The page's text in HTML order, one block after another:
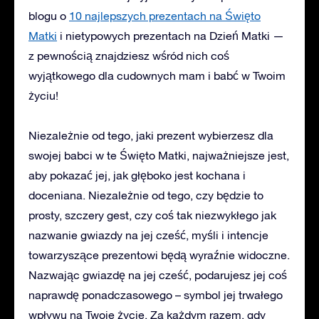
blogu o 10 najlepszych prezentach na Święto
Matki i nietypowych prezentach na Dzień Matki —
z pewnością znajdziesz wśród nich coś
wyjątkowego dla cudownych mam i babć w Twoim
życiu!
Niezależnie od tego, jaki prezent wybierzesz dla
swojej babci w te Święto Matki, najważniejsze jest,
aby pokazać jej, jak głęboko jest kochana i
doceniana. Niezależnie od tego, czy będzie to
prosty, szczery gest, czy coś tak niezwykłego jak
nazwanie gwiazdy na jej cześć, myśli i intencje
towarzyszące prezentowi będą wyraźnie widoczne.
Nazwając gwiazdę na jej cześć, podarujesz jej coś
naprawdę ponadczasowego – symbol jej trwałego
wpływu na Twoje życie. Za każdym razem, gdy